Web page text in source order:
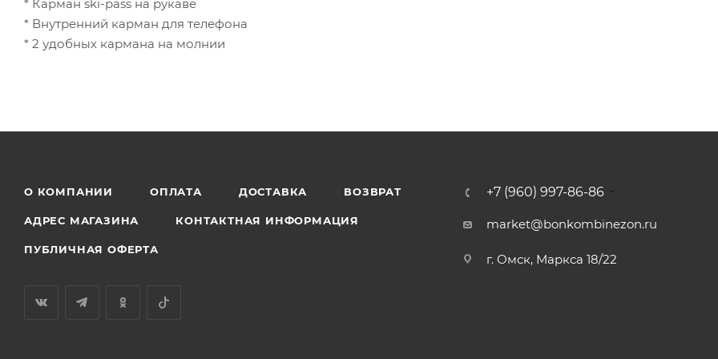
* Карман ski-pass на рукаве
* Внутренний карман для телефона
* 2 удобных кармана на молнии
О КОМПАНИИ ОПЛАТА ДОСТАВКА ВОЗВРАТ
АДРЕС МАГАЗИНА КОНТАКТНАЯ ИНФОРМАЦИЯ
ПУБЛИЧНАЯ ОФЕРТА
+7 (960) 997-86-86
market@bonkombinezon.ru
г. Омск, Маркса 18/22